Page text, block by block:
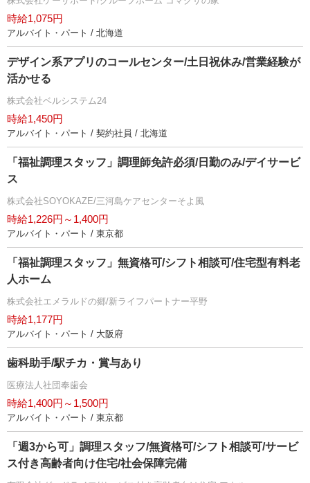
時給1,075円
アルバイト・パート / 北海道
デザイン系アプリのコールセンター/土日祝休み/営業経験が
活かせる
株式会社ベルシステム24
時給1,450円
アルバイト・パート / 契約社員 / 北海道
「福祉調理スタッフ」調理師免許必須/日勤のみ/デイサービ
ス
株式会社SOYOKAZE/三河島ケアセンターそよ風
時給1,226円～1,400円
アルバイト・パート / 東京都
「福祉調理スタッフ」無資格可/シフト相談可/住宅型有料老
人ホーム
株式会社エメラルドの郷/新ライフパートナー平野
時給1,177円
アルバイト・パート / 大阪府
歯科助手/駅チカ・賞与あり
医療法人社団奉歯会
時給1,400円～1,500円
アルバイト・パート / 東京都
「週3から可」調理スタッフ/無資格可/シフト相談可/サービ
ス付き高齢者向け住宅/社会保障完備